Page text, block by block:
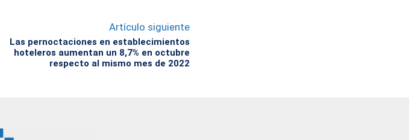
Artículo siguiente
Las pernoctaciones en establecimientos
hoteleros aumentan un 8,7% en octubre
respecto al mismo mes de 2022